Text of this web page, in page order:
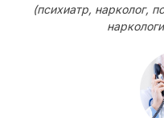
(психиатр, нарколог,